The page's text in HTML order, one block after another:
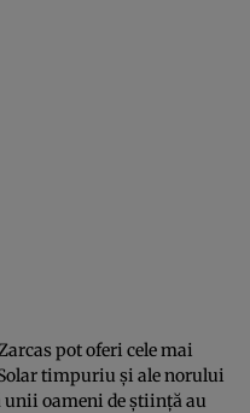
pot oferi cele mai
timpuriu și ale norului
unii oameni de știință au